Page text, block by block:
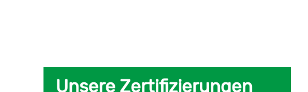
Unsere Zertifizierungen